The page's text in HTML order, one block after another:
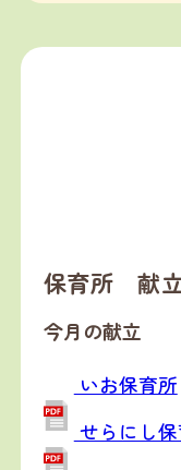
保育所 献
今月の献立
いお保育所
せらにし